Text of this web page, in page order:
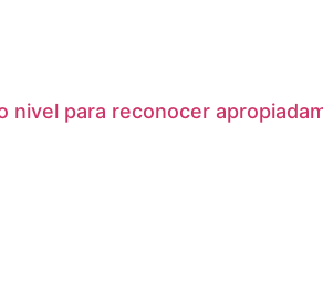
para reconocer